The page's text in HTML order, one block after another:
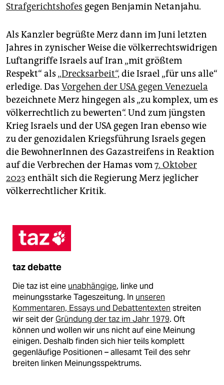
Strafgerichtshofes gegen Benjamin Netanjahu.
Als Kanzler begrüßte Merz dann im Juni letzten
Jahres in zynischer Weise die völkerrechtswidrigen
Luftangriffe Israels auf Iran „mit größtem
Respekt“ als „Drecksarbeit“, die Israel „für uns alle“
erledige. Das Vorgehen der USA gegen Venezuela
bezeichnete Merz hingegen als „zu komplex, um es
völkerrechtlich zu bewerten“. Und zum jüngsten
Krieg Israels und der USA gegen Iran ebenso wie
zu der genozidalen Kriegsführung Israels gegen
die BewohnerInnen des Gazastreifens in Reaktion
auf die Verbrechen der Hamas vom7. Oktober
2023 enthält sich die Regierung Merz jeglicher
völkerrechtlicher Kritik.
taz debatte
Die taz ist eine unabhängige, linke und
meinungsstarke Tageszeitung. In unseren
Kommentaren, Essays und Debattentexten streiten
wir seit derGründung der taz im Jahr 1979. Oft
können und wollen wir uns nicht auf eine Meinung
einigen. Deshalb finden sich hier teils komplett
gegenläufige Positionen – allesamt Teil des sehr
breiten linken Meinungsspektrums.